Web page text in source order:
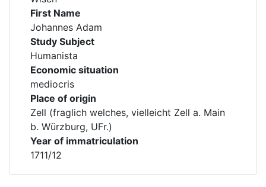
First Name
Johannes Adam
Study Subject
Humanista
Economic situation
mediocris
Place of origin
Zell (fraglich welches, vielleicht Zell a. Main
b. Würzburg, UFr.)
Year of immatriculation
1711/12